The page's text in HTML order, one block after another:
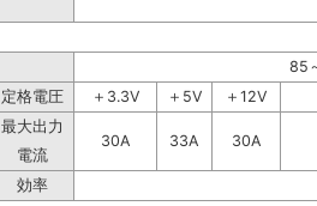
85
定格電圧 ＋3.3V ＋5V
＋12V
最大出力
30A
33A
30A
電流
効率